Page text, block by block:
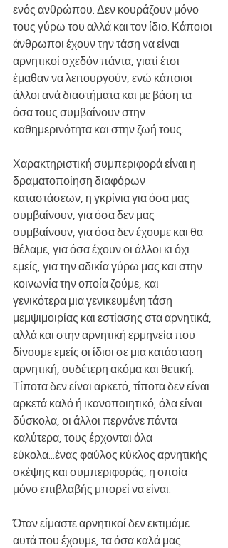
ενός ανθρώπου. Δεν κουράζουν μόνο
τους γύρω του αλλά και τον ίδιο. Κάποιοι
άνθρωποι έχουν την τάση να είναι
αρνητικοί σχεδόν πάντα, γιατί έτσι
έμαθαν να λειτουργούν, ενώ κάποιοι
άλλοι ανά διαστήματα και με βάση τα
όσα τους συμβαίνουν στην
καθημερινότητα και στην ζωή τους.
Χαρακτηριστική συμπεριφορά είναι η
δραματοποίηση διαφόρων
καταστάσεων, η γκρίνια για όσα μας
συμβαίνουν, για όσα δεν μας
συμβαίνουν, για όσα δεν έχουμε και θα
θέλαμε, για όσα έχουν οι άλλοι κι όχι
εμείς, για την αδικία γύρω μας και στην
κοινωνία την οποία ζούμε, και
γενικότερα μια γενικευμένη τάση
μεμψιμοιρίας και εστίασης στα αρνητικά,
αλλά και στην αρνητική ερμηνεία που
δίνουμε εμείς οι ίδιοι σε μια κατάσταση
αρνητική, ουδέτερη ακόμα και θετική.
Τίποτα δεν είναι αρκετό, τίποτα δεν είναι
αρκετά καλό ή ικανοποιητικό, όλα είναι
δύσκολα, οι άλλοι περνάνε πάντα
καλύτερα, τους έρχονται όλα
εύκολα...ένας φαύλος κύκλος αρνητικής
σκέψης και συμπεριφοράς, η οποία
μόνο επιβλαβής μπορεί να είναι.
Όταν είμαστε αρνητικοί δεν εκτιμάμε
αυτά που έχουμε, τα όσα καλά μας